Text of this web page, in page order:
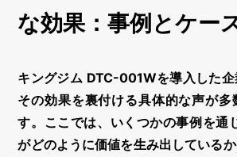
な効果：事例とケー
キングジム DTC-001Wを導入した企
その効果を裏付ける具体的な声が多
す。ここでは、いくつかの事例を通
がどのように価値を生み出している